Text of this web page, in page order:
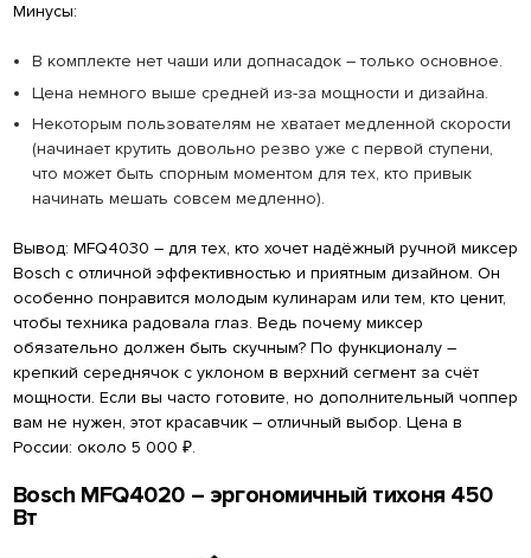
Минусы:
В комплекте нет чаши или допнасадок – только основное.
Цена немного выше средней из-за мощности и дизайна.
Некоторым пользователям не хватает медленной скорости
(начинает крутить довольно резво уже с первой ступени,
что может быть спорным моментом для тех, кто привык
начинать мешать совсем медленно).
Вывод: MFQ4030 – для тех, кто хочет надёжный ручной миксер
Bosch с отличной эффективностью и приятным дизайном. Он
особенно понравится молодым кулинарам или тем, кто ценит,
чтобы техника радовала глаз. Ведь почему миксер
обязательно должен быть скучным? По функционалу –
крепкий середнячок с уклоном в верхний сегмент за счёт
мощности. Если вы часто готовите, но дополнительный чоппер
вам не нужен, этот красавчик – отличный выбор. Цена в
России: около 5 000 ₽.
Bosch MFQ4020 – эргономичный тихоня 450
Вт